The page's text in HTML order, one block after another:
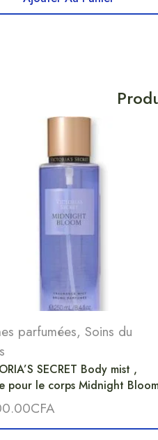
parfumées, Soins du
SECRET Body mist ,
pour le corps Midnight
CFA